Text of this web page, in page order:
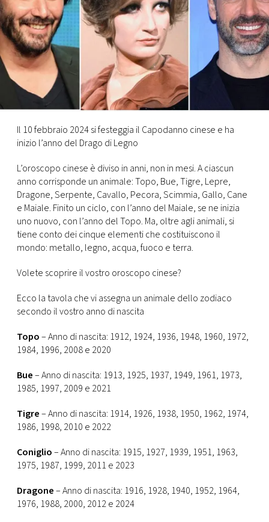
VIDEO
TV
PRINCIPATO
DI
MONACO
CONSIGLIA
Il 10 febbraio 2024 si festeggia il Capodanno cinese e ha
inizio l’anno del Drago di Legno
L’oroscopo cinese è diviso in anni, non in mesi. A ciascun
anno corrisponde un animale: Topo, Bue, Tigre, Lepre,
Dragone, Serpente, Cavallo, Pecora, Scimmia, Gallo, Cane
e Maiale. Finito un ciclo, con l’anno del Maiale, se ne inizia
uno nuovo, con l’anno del Topo. Ma, oltre agli animali, si
tiene conto dei cinque elementi che costituiscono il
mondo: metallo, legno, acqua, fuoco e terra.
Volete scoprire il vostro oroscopo cinese?
Ecco la tavola che vi assegna un animale dello zodiaco
secondo il vostro anno di nascita
Topo– Anno di nascita: 1912, 1924, 1936, 1948, 1960, 1972,
1984, 1996, 2008 e 2020
Bue– Anno di nascita: 1913, 1925, 1937, 1949, 1961, 1973,
1985, 1997, 2009 e 2021
Tigre– Anno di nascita: 1914, 1926, 1938, 1950, 1962, 1974,
1986, 1998, 2010 e 2022
Coniglio– Anno di nascita: 1915, 1927, 1939, 1951, 1963,
1975, 1987, 1999, 2011 e 2023
Dragone– Anno di nascita: 1916, 1928, 1940, 1952, 1964,
1976, 1988, 2000, 2012 e 2024